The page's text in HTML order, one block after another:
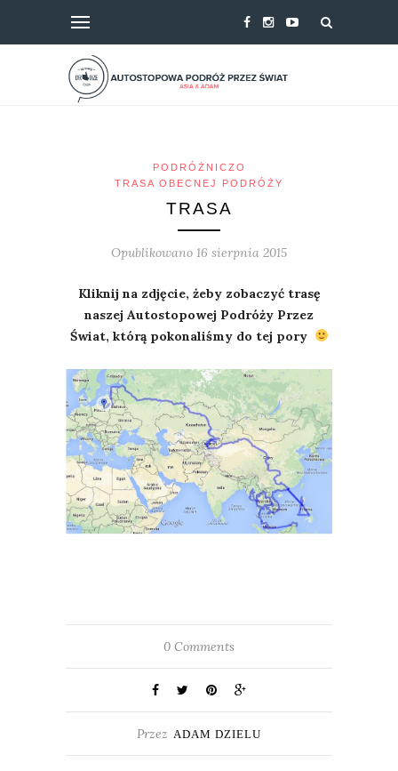
PODRÓŻNICZO
TRASA OBECNEJ PODRÓŻY
TRASA
Opublikowano 16 sierpnia 2015
Kliknij na zdjęcie, żeby zobaczyć trasę
naszej Autostopowej Podróży Przez
Świat, którą pokonaliśmy do tej pory
0 Comments
Przez ADAM DZIELU